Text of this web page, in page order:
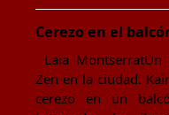
Cerezo en el
Laia
Zen en la ciudad.
cerezo en un